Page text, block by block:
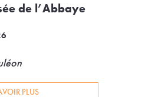
de l’Abbaye
PLUS